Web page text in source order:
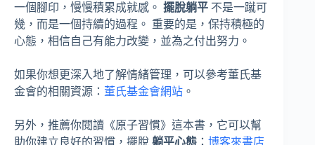
一個腳印，慢慢積累成就感。 擺脫躺平 不是一蹴可
幾，而是一個持續的過程。 重要的是，保持積極的
心態，相信自己有能力改變，並為之付出努力。
如果你想更深入地了解情緒管理，可以參考董氏基
金會的相關資源： 董氏基金會網站 。
另外，推薦你閱讀《原子習慣》這本書，它可以幫
助你建立良好的習慣，擺脫 躺平心態 ： 博客來書店